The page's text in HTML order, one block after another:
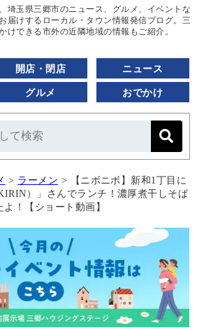
埼玉県三郷市のニュース、グルメ、イベントな
届けするローカル・タウン情報発信ブログ。三
けできる市外の近隣地域の情報もご紹介。
開店・閉店 ニュース
グルメ おでかけ
> ラーメン > 【ニボニボ】新和1丁目に
）」さんでランチ！濃厚煮干しそば
！【ショート動画】